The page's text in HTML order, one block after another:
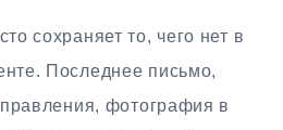
сохраняет то, чего нет в
Последнее письмо,
фотография в